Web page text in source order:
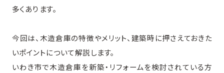
多くあります。
今回は、木造倉庫の特徴やメリット、建築時に押さえておきた
いポイントについて解説します。
いわき市で木造倉庫を新築・リフォームを検討されている方